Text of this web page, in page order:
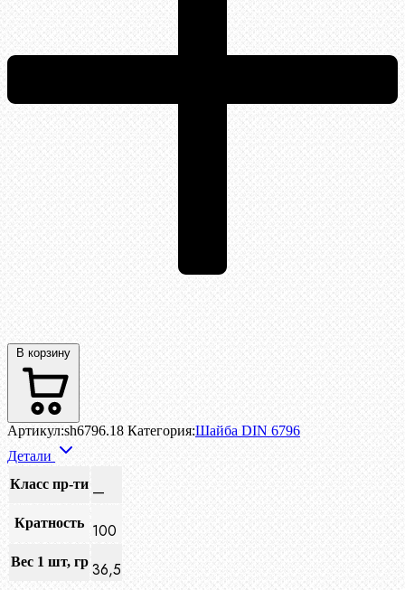
В корзину
Артикул:sh6796.18 Категория:Шайба DIN 6796
Детали
Класс пр-ти —
Кратность 100
Вес 1 шт, гр 36,5